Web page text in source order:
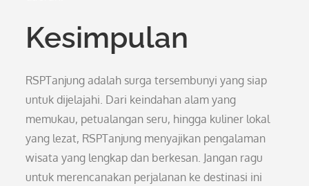
Kesimpulan
RSPTanjung adalah surga tersembunyi yang siap
untuk dijelajahi. Dari keindahan alam yang
memukau, petualangan seru, hingga kuliner lokal
yang lezat, RSPTanjung menyajikan pengalaman
wisata yang lengkap dan berkesan. Jangan ragu
untuk merencanakan perjalanan ke destinasi ini